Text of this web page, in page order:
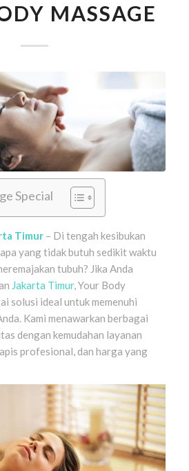
MASSAGE
Special
Timur– Di tengah kesibukan
yang tidak butuh sedikit waktu
tubuh? Jika Anda
Jakarta Timur, Your Body
solusi ideal untuk memenuhi
Kami menawarkan berbagai
dengan kemudahan layanan
profesional, dan harga yang